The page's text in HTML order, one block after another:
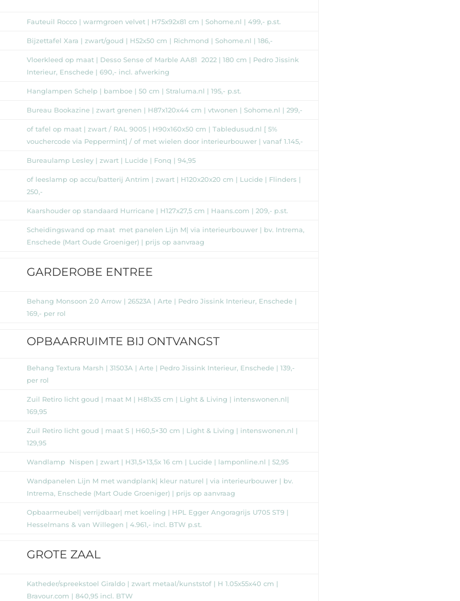
Fauteuil Rocco | warmgroen velvet | H75x92x81 cm | Sohome.nl | 499,- p.st.
Bijzettafel Xara | zwart/goud | H52x50 cm | Richmond | Sohome.nl | 186,-
Vloerkleed op maat | Desso Sense of Marble AA81 2022 | 180 cm | Pedro Jissink
Interieur, Enschede | 690,- incl. afwerking
Hanglampen Schelp | bamboe | 50 cm | Straluma.nl | 195,- p.st.
Bureau Bookazine | zwart grenen | H87x120x44 cm | vtwonen | Sohome.nl | 299,-
of tafel op maat | zwart / RAL 9005 | H90x160x50 cm | Tabledusud.nl [ 5%
vouchercode via Peppermint] / of met wielen door interieurbouwer | vanaf 1.145,-
Bureaulamp Lesley | zwart | Lucide | Fonq | 94,95
of leeslamp op accu/batterij Antrim | zwart | H120x20x20 cm | Lucide | Flinders |
250,-
Kaarshouder op standaard Hurricane | H127x27,5 cm | Haans.com | 209,- p.st.
Scheidingswand op maat met panelen Lijn M| via interieurbouwer | bv. Intrema,
Enschede (Mart Oude Groeniger) | prijs op aanvraag
GARDEROBE ENTREE
Behang Monsoon 2.0 Arrow | 26523A | Arte | Pedro Jissink Interieur, Enschede |
169,- per rol
OPBAARRUIMTE BIJ ONTVANGST
Behang Textura Marsh | 31503A | Arte | Pedro Jissink Interieur, Enschede | 139,-
per rol
Zuil Retiro licht goud | maat M | H81x35 cm | Light & Living | intenswonen.nl|
169,95
Zuil Retiro licht goud | maat S | H60,5×30 cm | Light & Living | intenswonen.nl |
129,95
Wandlamp Nispen | zwart | H31,5×13,5x 16 cm | Lucide | lamponline.nl | 52,95
Wandpanelen Lijn M met wandplank| kleur naturel | via interieurbouwer | bv.
Intrema, Enschede (Mart Oude Groeniger) | prijs op aanvraag
Opbaarmeubel| verrijdbaar| met koeling | HPL Egger Angoragrijs U705 ST9 |
Hesselmans & van Willegen | 4.961,- incl. BTW p.st.
GROTE ZAAL
Katheder/spreekstoel Giraldo | zwart metaal/kunststof | H 1.05x55x40 cm |
Bravour.com | 840,95 incl. BTW